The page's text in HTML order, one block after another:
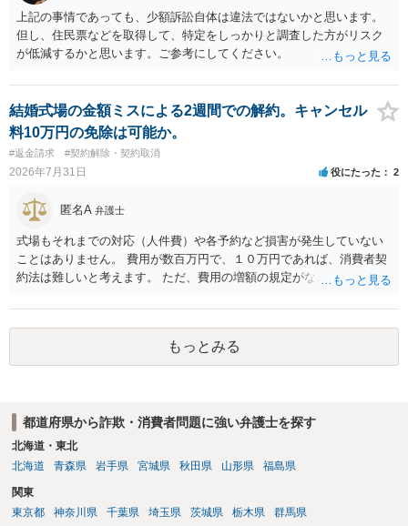
上記の事情であっても、少額訴訟自体は違法ではないかと思います。
但し、住民票などを取得して、特定をしっかりと調査した方がリスク
が低減するかと思います。ご参考にしてください。
結婚式場の金額ミスによる2週間での解約。キャンセル
料10万円の免除は可能か。
#返金請求 #契約解除・契約取消
2026年7月31日 役にたった 2
匿名A 弁護士
式場もそれまでの対応（人件費）や各予約など損害が発生していない
ことはありません。 費用が数百万円で、１０万円であれば、消費者契
約法は難しいと考えます。 ただ、費用の増額の規定がなかったのに増
ということになり、解約するのは理由がないことになります。
もっとみる
都道府県から詐欺・消費者問題に強い弁護士を探す
北海道・東北
北海道
青森県 岩手県 宮城県 秋田県 山形県 福島県
関東
東京都
神奈川県 千葉県 埼玉県 茨城県 栃木県 群馬県